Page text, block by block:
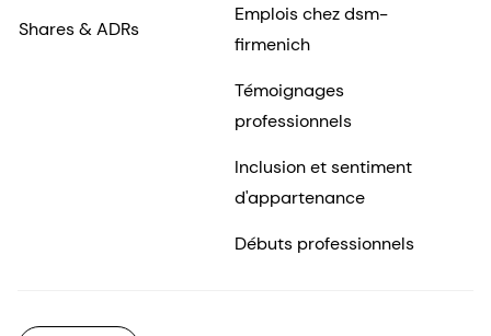
Shares & ADRs
Emplois chez dsm-
firmenich
Témoignages
professionnels
Inclusion et sentiment
d'appartenance
Débuts professionnels